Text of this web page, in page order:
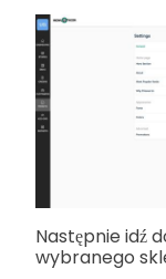
Następnie idź
wybranego